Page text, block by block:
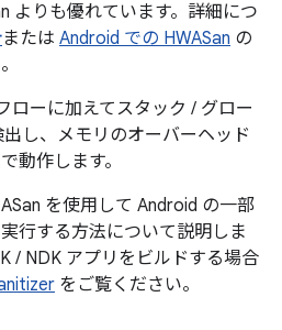
よりも優れています。詳細につ
または Android での HWASan の
ローに加えてスタック / グロー
し、メモリのオーバーヘッド
動作します。
を使用して Android の一部
行する方法について説明しま
/ NDK アプリをビルドする場合
をご覧ください。